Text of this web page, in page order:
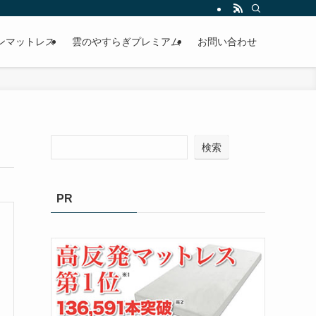
マットレス 雲のやすらぎプレミアム お問い合わせ
検索
PR